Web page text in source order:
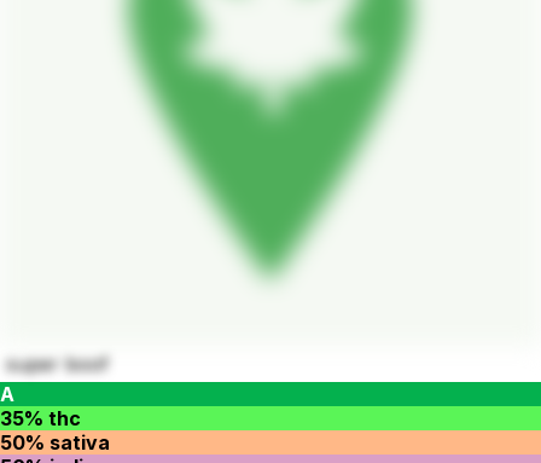
super boof
A
35% thc
50% sativa